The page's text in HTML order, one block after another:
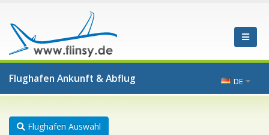
Flughafen Ankunft & Abflug DE
Flughafen Auswahl